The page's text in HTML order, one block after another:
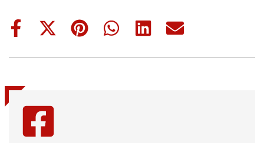
Share
Share
(Twitter)
Share
Share
Share
Share